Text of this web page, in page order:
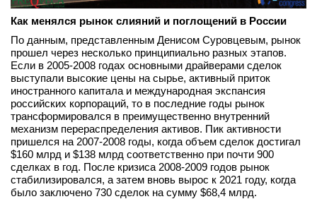
Как менялся рынок слияний и поглощений в России
По данным, представленным Денисом Суровцевым, рынок
прошел через несколько принципиально разных этапов.
Если в 2005-2008 годах основными драйверами сделок
выступали высокие цены на сырье, активный приток
иностранного капитала и международная экспансия
российских корпораций, то в последние годы рынок
трансформировался в преимущественно внутренний
механизм перераспределения активов. Пик активности
пришелся на 2007-2008 годы, когда объем сделок достигал
$160 млрд и $138 млрд соответственно при почти 900
сделках в год. После кризиса 2008-2009 годов рынок
стабилизировался, а затем вновь вырос к 2021 году, когда
было заключено 730 сделок на сумму $68,4 млрд.